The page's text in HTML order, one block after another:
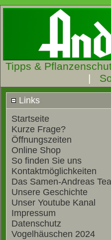
Tipps &
|
Links
Startseite
Kurze Frage?
Öffnungszeiten
Online Shop
So finden Sie uns
Kontaktmöglichkeiten
Das Samen-Andreas
Unsere Geschichte
Unser Youtube Kanal
Impressum
Datenschutz
Vogelhäuschen 2024